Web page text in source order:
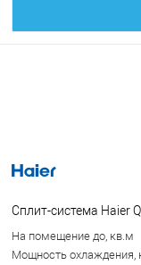
Сплит-система Haier
На помещение до, кв.м
Мощность охлаждения,